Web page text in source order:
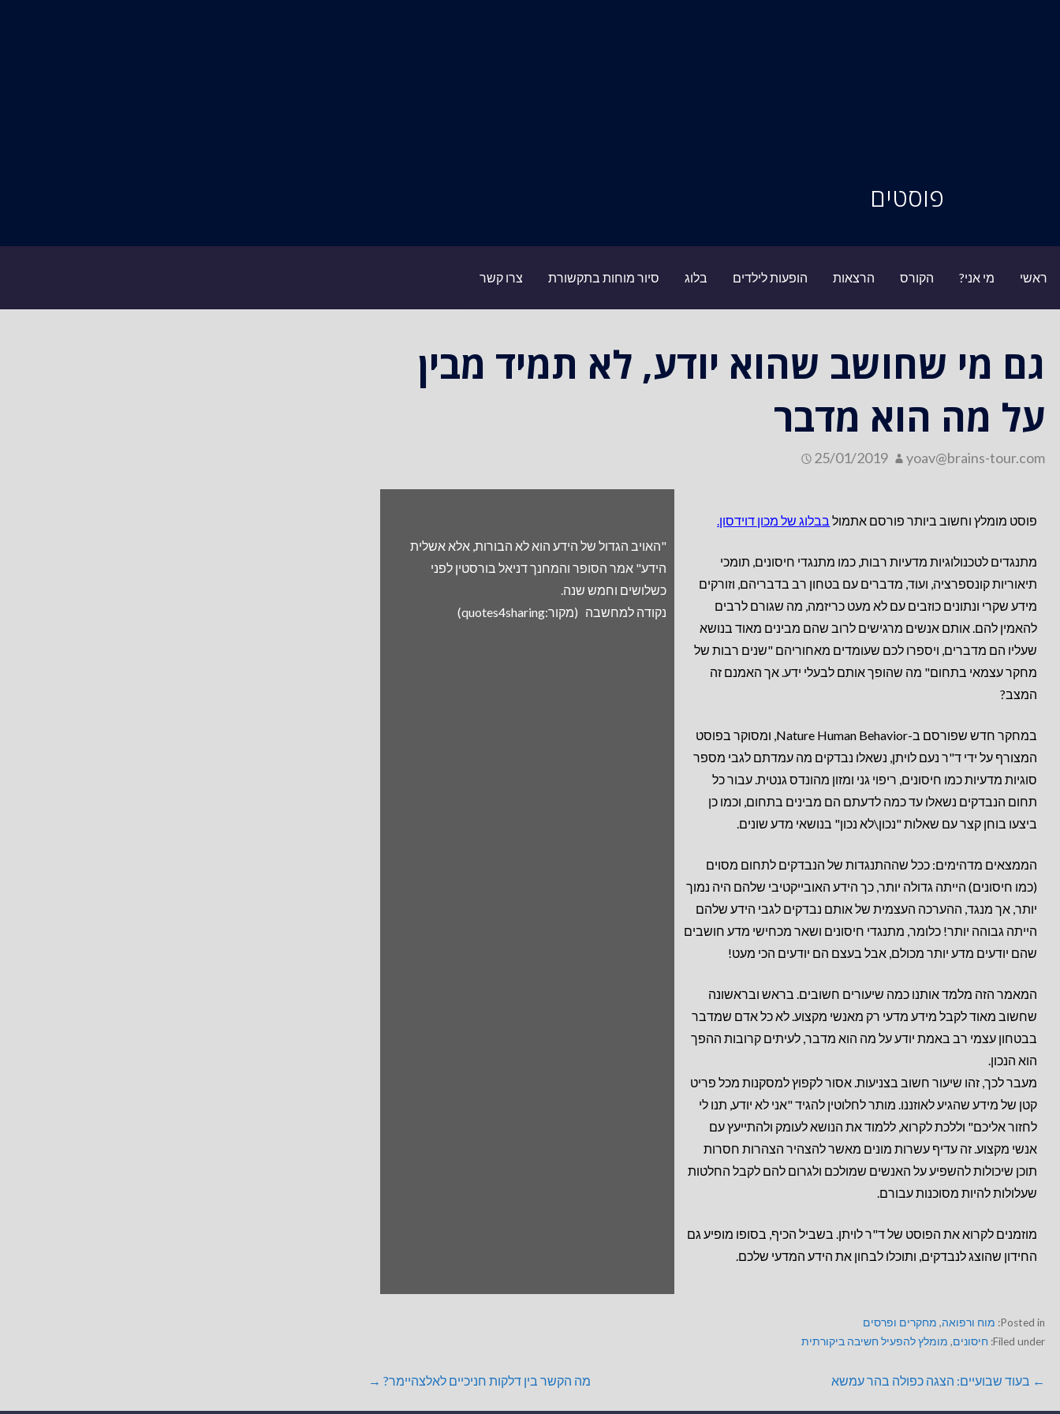
פוסטים
ראשי מי אני? הקורס הרצאות הופעות לילדים בלוג סיור מוחות בתקשורת צרו קשר
גם מי שחושב שהוא יודע, לא תמיד מבין
על מה הוא מדבר
25/01/2019 yoav@brains-tour.com
פוסט מומלץ וחשוב ביותר פורסם אתמול בבלוג של מכון דוידסון.
מתנגדים לטכנולוגיות מדעיות רבות, כמו מתנגדי חיסונים, תומכי
תיאוריות קונספרציה, ועוד, מדברים עם בטחון רב בדבריהם, וזורקים
מידע שקרי ונתונים כוזבים עם לא מעט כריזמה, מה שגורם לרבים
להאמין להם. אותם אנשים מרגישים לרוב שהם מבינים מאוד בנושא
שעליו הם מדברים, ויספרו לכם שעומדים מאחוריהם "שנים רבות של
מחקר עצמאי בתחום" מה שהופך אותם לבעלי ידע. אך האמנם זה
המצב?
במחקר חדש שפורסם ב-Nature Human Behavior, ומסוקר בפוסט
המצורף על ידי ד"ר נעם לויתן, נשאלו נבדקים מה עמדתם לגבי מספר
סוגיות מדעיות כמו חיסונים, ריפוי גני ומזון מהונדס גנטית. עבור כל
תחום הנבדקים נשאלו עד כמה לדעתם הם מבינים בתחום, וכמו כן
ביצעו בוחן קצר עם שאלות "נכון\לא נכון" בנושאי מדע שונים.
הממצאים מדהימים: ככל שההתנגדות של הנבדקים לתחום מסוים
(כמו חיסונים) הייתה גדולה יותר, כך הידע האובייקטיבי שלהם היה נמוך
יותר, אך מנגד, ההערכה העצמית של אותם נבדקים לגבי הידע שלהם
הייתה גבוהה יותר! כלומר, מתנגדי חיסונים ושאר מכחישי מדע חושבים
שהם יודעים מדע יותר מכולם, אבל בעצם הם יודעים הכי מעט!
המאמר הזה מלמד אותנו כמה שיעורים חשובים. בראש ובראשונה
שחשוב מאוד לקבל מידע מדעי רק מאנשי מקצוע. לא כל אדם שמדבר
בבטחון עצמי רב באמת יודע על מה הוא מדבר, לעיתים קרובות ההפך
הוא הנכון.
מעבר לכך, זהו שיעור חשוב בצניעות. אסור לקפוץ למסקנות מכל פריט
קטן של מידע שהגיע לאוזננו. מותר לחלוטין להגיד "אני לא יודע, תנו לי
לחזור אליכם" וללכת לקרוא, ללמוד את הנושא לעומק ולהתייעץ עם
אנשי מקצוע. זה עדיף עשרות מונים מאשר להצהיר הצהרות חסרות
תוכן שיכולות להשפיע על האנשים שמולכם ולגרום להם לקבל החלטות
שעלולות להיות מסוכנות עבורם.
מוזמנים לקרוא את הפוסט של ד"ר לויתן. בשביל הכיף, בסופו מופיע גם
החידון שהוצג לנבדקים, ותוכלו לבחון את הידע המדעי שלכם.
"האויב הגדול של הידע הוא לא הבורות, אלא אשלית
הידע" אמר הסופר והמחנך דניאל בורסטין לפני
כשלושים וחמש שנה.
נקודה למחשבה (מקור:quotes4sharing)
Posted in: מוח ורפואה, מחקרים ופרסים
Filed under: חיסונים, מומלץ להפעיל חשיבה ביקורתית
← בעוד שבועיים: הצגה כפולה בהר עמשא מה הקשר בין דלקות חניכיים לאלצהיימר? →